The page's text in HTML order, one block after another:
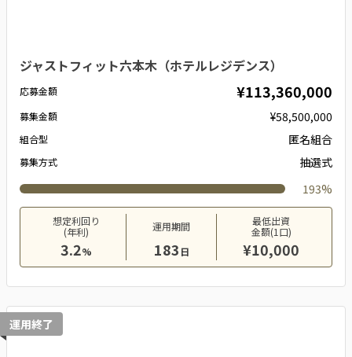
ジャストフィット六本木（ホテルレジデンス）
応募金額 ¥113,360,000
募集金額 ¥58,500,000
組合型 匿名組合
募集方式
抽選式
193%
想定利回り
(年利)
3.2%
運用期間
183 日
最低出資
金額(1口)
¥10,000
運用終了